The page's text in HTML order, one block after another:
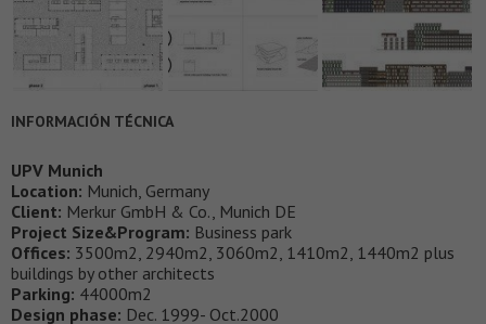
INFORMACIÓN TÉCNICA
UPV Munich
Location: Munich, Germany
Client: Merkur GmbH & Co., Munich DE
Project Size&Program: Business park
Offices: 3500m2, 2940m2, 3060m2, 1410m2, 1440m2 plus
buildings by other architects
Parking: 44000m2
Design phase: Dec. 1999- Oct.2000